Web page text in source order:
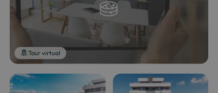
Tour virtual